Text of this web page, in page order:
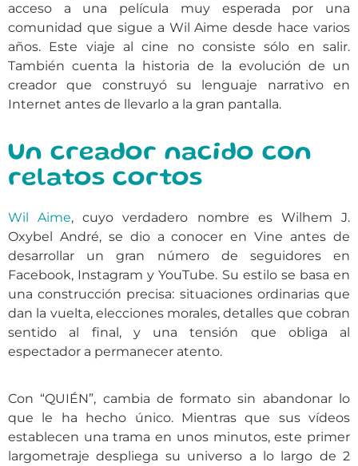
acceso a una película muy esperada por una
comunidad que sigue a Wil Aime desde hace varios
años. Este viaje al cine no consiste sólo en salir.
También cuenta la historia de la evolución de un
creador que construyó su lenguaje narrativo en
Internet antes de llevarlo a la gran pantalla.
Un creador nacido con
relatos cortos
Wil Aime, cuyo verdadero nombre es Wilhem J.
Oxybel André, se dio a conocer en Vine antes de
desarrollar un gran número de seguidores en
Facebook, Instagram y YouTube. Su estilo se basa en
una construcción precisa: situaciones ordinarias que
dan la vuelta, elecciones morales, detalles que cobran
sentido al final, y una tensión que obliga al
espectador a permanecer atento.
Con “QUIÉN”, cambia de formato sin abandonar lo
que le ha hecho único. Mientras que sus vídeos
establecen una trama en unos minutos, este primer
largometraje despliega su universo a lo largo de 2